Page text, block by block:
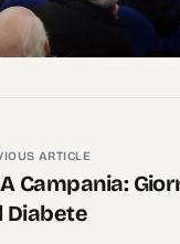
ARTICLE
Campania:
Diabete